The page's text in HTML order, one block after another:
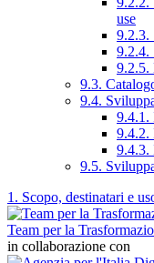
use
9.2.3.
9.2.4.
9.2.5.
9.3.
9.4.
9.4.1.
9.4.2.
9.4.3.
9.5.
1. Scopo, destinatari e
Team per la
in collaborazione con